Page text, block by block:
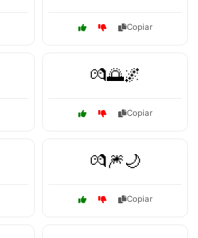
Copiar
💏🌅🌌
Copiar
💏🎆🌙
Copiar